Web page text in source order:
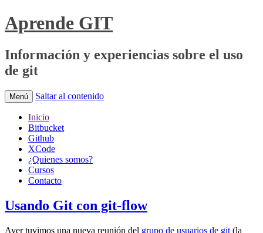
Aprende GIT
Información y experiencias sobre el uso
de git
Menú Saltar al contenido
Inicio
Bitbucket
Github
XCode
¿Quienes somos?
Cursos
Contacto
Usando Git con git-flow
Ayer tuvimos una nueva reunión del grupo de usuarios de git (la